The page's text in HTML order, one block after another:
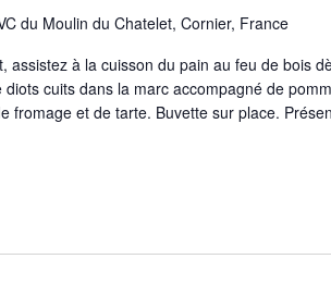
du Moulin du Chatelet, Cornier, France
assistez à la cuisson du pain au feu de bois
cuits dans la marc accompagné de
fromage et de tarte. Buvette sur place.